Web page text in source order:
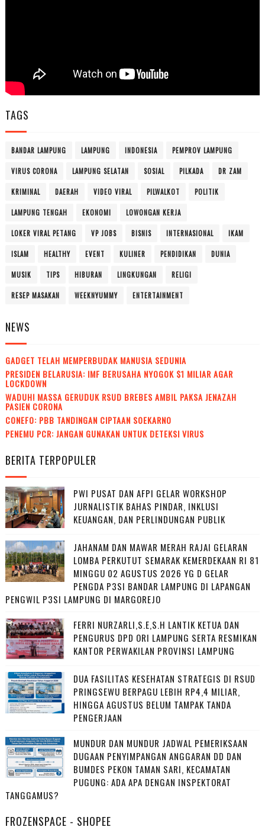
TAGS
BANDAR LAMPUNG LAMPUNG INDONESIA PEMPROV LAMPUNG
VIRUS CORONA LAMPUNG SELATAN SOSIAL PILKADA DR ZAM
KRIMINAL DAERAH VIDEO VIRAL PILWALKOT POLITIK
LAMPUNG TENGAH EKONOMI LOWONGAN KERJA
LOKER VIRAL PETANG VP JOBS BISNIS INTERNASIONAL IKAM
ISLAM HEALTHY EVENT KULINER PENDIDIKAN DUNIA
MUSIK TIPS HIBURAN LINGKUNGAN RELIGI
RESEP MASAKAN WEEKNYUMMY ENTERTAINMENT
NEWS
GADGET TELAH MEMPERBUDAK MANUSIA SEDUNIA
PRESIDEN BELARUSIA: IMF BERUSAHA NYOGOK $1 MILIAR AGAR
LOCKDOWN
WADUH! MASSA GERUDUK RSUD BREBES AMBIL PAKSA JENAZAH
PASIEN CORONA
CONEFO: PBB TANDINGAN CIPTAAN SOEKARNO
PENEMU PCR: JANGAN GUNAKAN UNTUK DETEKSI VIRUS
BERITA TERPOPULER
PWI PUSAT DAN AFPI GELAR WORKSHOP
JURNALISTIK BAHAS PINDAR, INKLUSI
KEUANGAN, DAN PERLINDUNGAN PUBLIK
JAHANAM DAN MAWAR MERAH RAJAI GELARAN
LOMBA PERKUTUT SEMARAK KEMERDEKAAN RI 81
MINGGU 02 AGUSTUS 2026 YG D GELAR
PENGDA P3SI BANDAR LAMPUNG DI LAPANGAN
PENGWIL P3SI LAMPUNG DI MARGOREJO
FERRI NURZARLI,S.E,S.H LANTIK KETUA DAN
PENGURUS DPD ORI LAMPUNG SERTA RESMIKAN
KANTOR PERWAKILAN PROVINSI LAMPUNG
DUA FASILITAS KESEHATAN STRATEGIS DI RSUD
PRINGSEWU BERPAGU LEBIH RP4,4 MILIAR,
HINGGA AGUSTUS BELUM TAMPAK TANDA
PENGERJAAN
MUNDUR DAN MUNDUR JADWAL PEMERIKSAAN
DUGAAN PENYIMPANGAN ANGGARAN DD DAN
BUMDES PEKON TAMAN SARI, KECAMATAN
PUGUNG: ADA APA DENGAN INSPEKTORAT
TANGGAMUS?
FROZENSPACE - SHOPEE